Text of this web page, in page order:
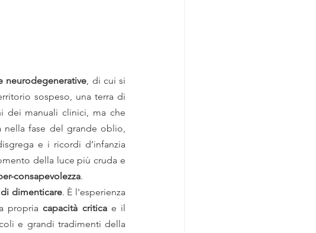
neurodegenerative, di cui si
sospeso, una terra di
dei manuali clinici, ma che
nella fase del grande oblio,
e i ricordi d’infanzia
della luce più cruda e
consapevolezza.
di dimenticare. È l'esperienza
propria capacità critica e il
e grandi tradimenti della